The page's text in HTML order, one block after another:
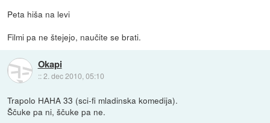
Peta hiša na levi
Filmi pa ne štejejo, naučite se brati.
Okapi
::2. dec 2010, 05:10
Trapolo HAHA 33 (sci-fi mladinska komedija).
Ščuke pa ni, ščuke pa ne.